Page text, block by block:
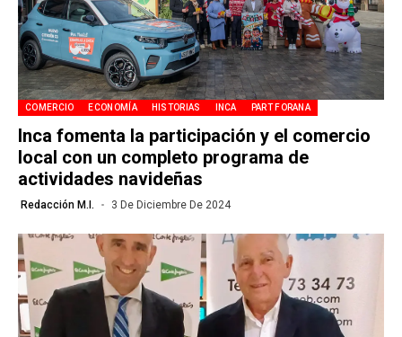
COMERCIO ECONOMÍA HISTORIAS INCA PART FORANA
Inca fomenta la participación y el comercio
local con un completo programa de
actividades navideñas
Redacción M.I. 3 De Diciembre De 2024